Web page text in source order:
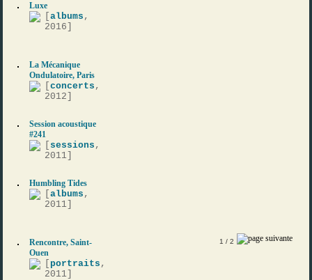
Luxe
[albums ,
2016]
La Mécanique
Ondulatoire, Paris
[concerts ,
2012]
Session acoustique
#241
sessions ,
2011]
Humbling Tides
[albums ,
2011]
Rencontre, Saint-
Ouen
portraits ,
2011]
1 / 2